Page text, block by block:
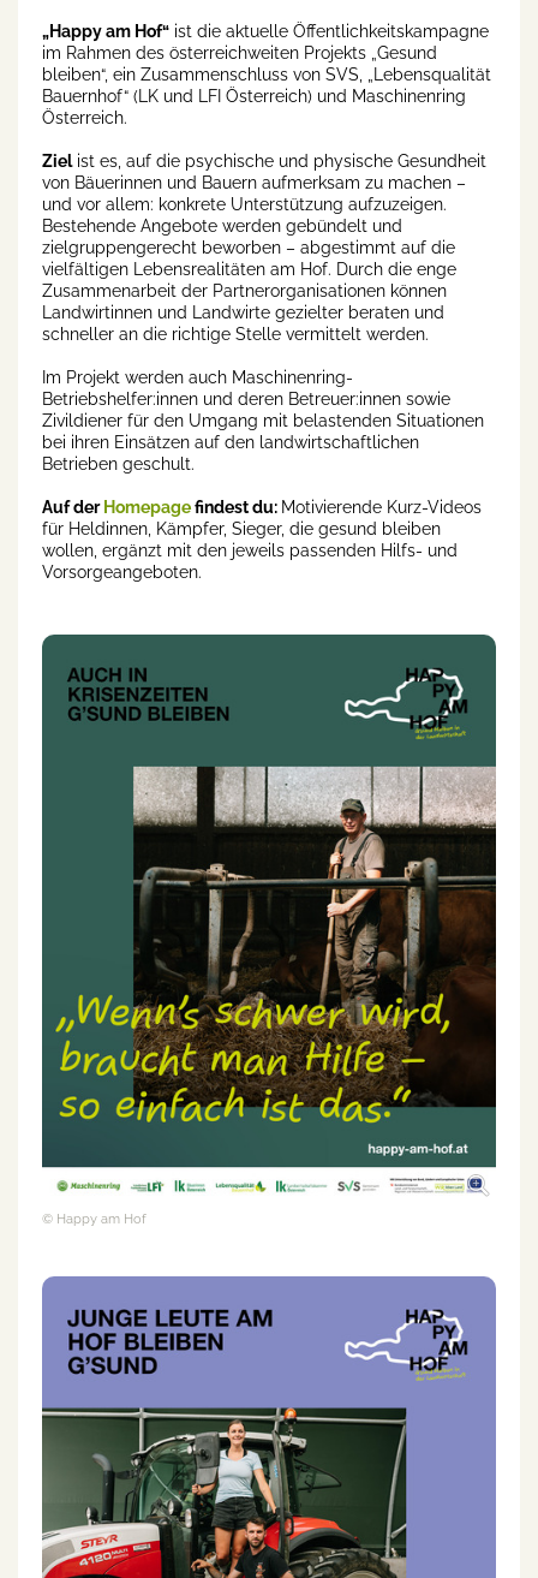
„Happy am Hof“ ist die aktuelle Öffentlichkeitskampagne
im Rahmen des österreichweiten Projekts „Gesund
bleiben“, ein Zusammenschluss von SVS, „Lebensqualität
Bauernhof“ (LK und LFI Österreich) und Maschinenring
Österreich.
Zielist es, auf die psychische und physische Gesundheit
von Bäuerinnen und Bauern aufmerksam zu machen –
und vor allem: konkrete Unterstützung aufzuzeigen.
Bestehende Angebote werden gebündelt und
zielgruppengerecht beworben – abgestimmt auf die
vielfältigen Lebensrealitäten am Hof. Durch die enge
Zusammenarbeit der Partnerorganisationen können
Landwirtinnen und Landwirte gezielter beraten und
schneller an die richtige Stelle vermittelt werden.
Im Projekt werden auch Maschinenring-
Betriebshelfer:innen und deren Betreuer:innen sowie
Zivildiener für den Umgang mit belastenden Situationen
bei ihren Einsätzen auf den landwirtschaftlichen
Betrieben geschult.
Auf der Homepagefindest du: Motivierende Kurz-Videos
für Heldinnen, Kämpfer, Sieger, die gesund bleiben
wollen, ergänzt mit den jeweils passenden Hilfs- und
Vorsorgeangeboten.
© Happy am Hof